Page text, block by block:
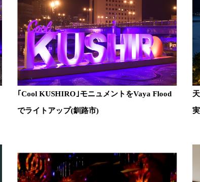
｢Cool KUSHIRO｣モニュメントをVaya Flood
でライトアップ(釧路市)